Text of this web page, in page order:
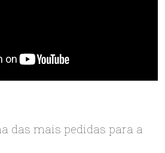
das mais pedidas para a